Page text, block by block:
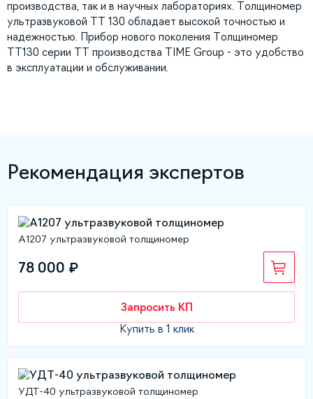
производства, так и в научных лабораториях. Толщиномер
ультразвуковой ТТ 130 обладает высокой точностью и
надежностью. Прибор нового поколения Толщиномер
TT130 серии TT производства TIME Group - это удобство
в эксплуатации и обслуживании.
Рекомендация экспертов
А1207 ультразвуковой толщиномер
78 000 ₽
Запросить КП
Купить в 1 клик
УДТ-40 ультразвуковой толщиномер